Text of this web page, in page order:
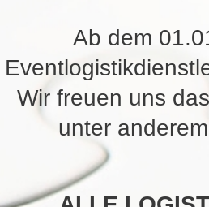
Ab dem
Wir freuen uns
unter